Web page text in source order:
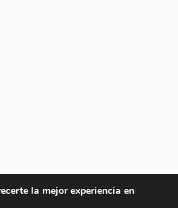
la mejor experiencia en